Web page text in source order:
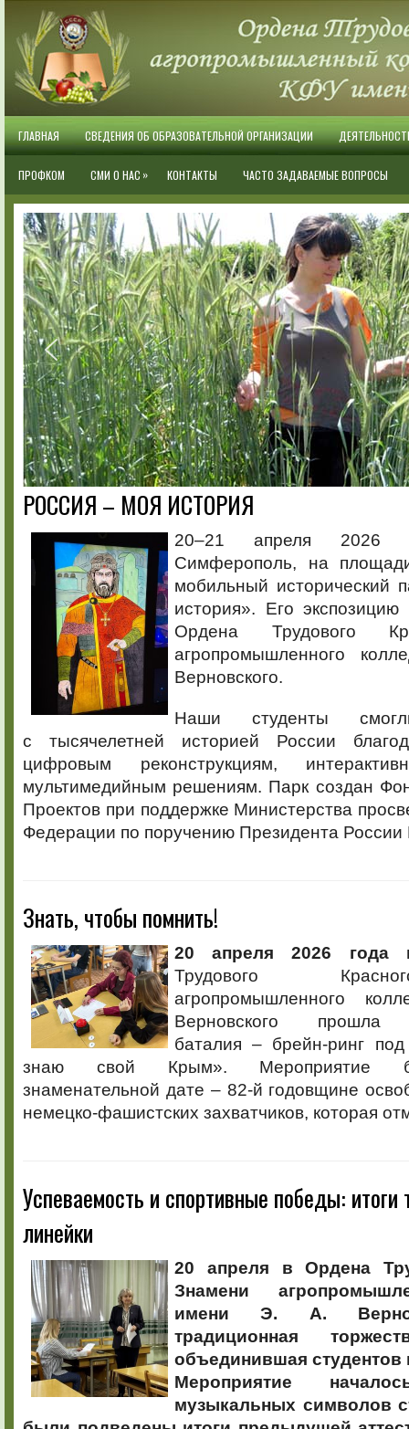
ГЛАВНАЯ СВЕДЕНИЯ ОБ ОБРАЗОВАТЕЛЬНОЙ ОРГАНИЗАЦИИ
ПРОФКОМ СМИ О НАС » КОНТАКТЫ ЧАСТО ЗАДАВАЕМЫЕ ВОПРОСЫ
РОССИЯ – МОЯ ИСТОРИЯ
20–21 апреля 2026
Симферополь, на
мобильный исторический
история». Его экспозицию
Ордена Трудового
агропромышленного
Верновского.
Наши студенты
с тысячелетней историей России
цифровым реконструкциям,
мультимедийным решениям. Парк создан
Проектов при поддержке Министерства
Федерации по поручению Президента
Знать, чтобы помнить!
20 апреля 2026 годав
Трудового
агропромышленного
Верновского прошла
баталия – брейн-ринг
знаю свой Крым». Мероприятие
знаменательной дате – 82-й годовщине
немецко-фашистских захватчиков, которая
Успеваемость и спортивные победы: итоги
линейки
20 апреля в Ордена
Знамени
имени Э. А.
традиционная
объединившая студентов
Мероприятие
музыкальных символов